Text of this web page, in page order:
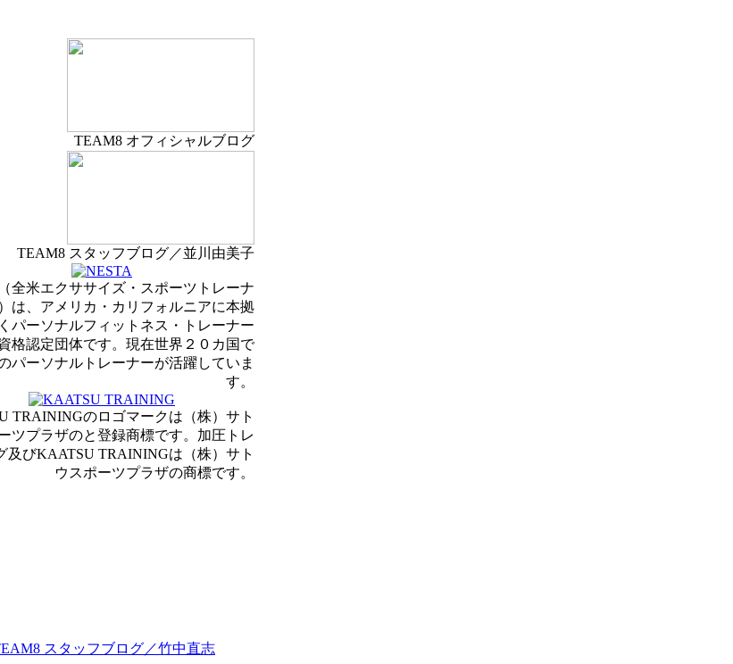
TEAM8 オフィシャルブログ
TEAM8 スタッフブログ／並川由美子
全米エクササイズ・スポーツトレーナ
は、アメリカ・カリフォルニアに本拠
パーソナルフィットネス・トレーナー
格認定団体です。現在世界２０カ国で
パーソナルトレーナーが活躍していま
す。
TRAININGのロゴマークは（株）サト
ツプラザのと登録商標です。加圧トレ
及びKAATSU TRAININGは（株）サト
ウスポーツプラザの商標です。
スタッフブログ／竹中直志